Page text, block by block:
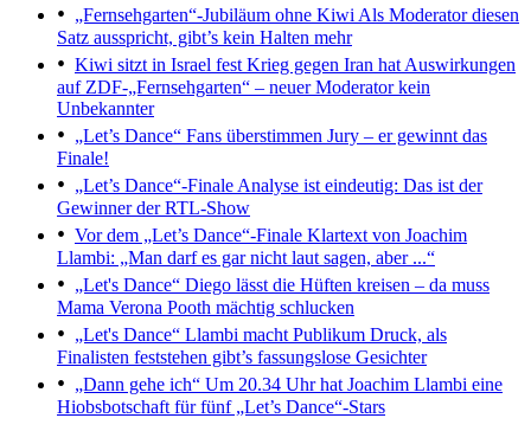
„Fernsehgarten“-Jubiläum ohne Kiwi Als Moderator diesen
Satz ausspricht, gibt’s kein Halten mehr
Kiwi sitzt in Israel fest Krieg gegen Iran hat Auswirkungen
auf ZDF-„Fernsehgarten“ – neuer Moderator kein
Unbekannter
„Let’s Dance“ Fans überstimmen Jury – er gewinnt das
Finale!
„Let’s Dance“-Finale Analyse ist eindeutig: Das ist der
Gewinner der RTL-Show
Vor dem „Let’s Dance“-Finale Klartext von Joachim
Llambi: „Man darf es gar nicht laut sagen, aber ...“
„Let's Dance“ Diego lässt die Hüften kreisen – da muss
Mama Verona Pooth mächtig schlucken
„Let's Dance“ Llambi macht Publikum Druck, als
Finalisten feststehen gibt’s fassungslose Gesichter
„Dann gehe ich“ Um 20.34 Uhr hat Joachim Llambi eine
Hiobsbotschaft für fünf „Let’s Dance“-Stars